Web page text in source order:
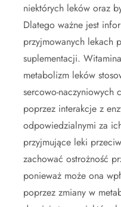
niektórych leków oraz
Dlatego ważne jest
przyjmowanych lekach
suplementacji.
metabolizm leków
sercowo-naczyniowych
poprzez interakcje z
odpowiedzialnymi za
przyjmujące leki
zachować ostrożność
ponieważ może ona
poprzez zmiany w